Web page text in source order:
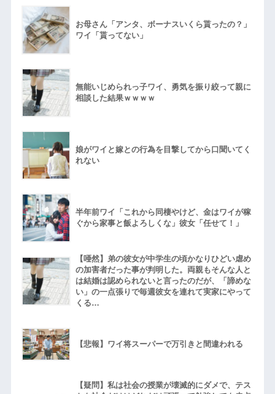
お母さん「アンタ、ボーナスいくら貰ったの？」
ワイ「貰ってない」
無能いじめられっ子ワイ、勇気を振り絞って親に
相談した結果ｗｗｗｗ
娘がワイと嫁との行為を目撃してから口聞いてく
れない
半年前ワイ「これから同棲やけど、金はワイが稼
ぐから家事と飯よろしくな」彼女「任せて！」
【唖然】弟の彼女が中学生の頃かなりひどい虐め
の加害者だった事が判明した。両親もそんな人と
は結婚は認められないと言ったのだが、「諦めな
い」の一点張りで毎週彼女を連れて実家にやって
くる…
【悲報】ワイ将スーパーで万引きと間違われる
【疑問】私は社会の授業が壊滅的にダメで、テス